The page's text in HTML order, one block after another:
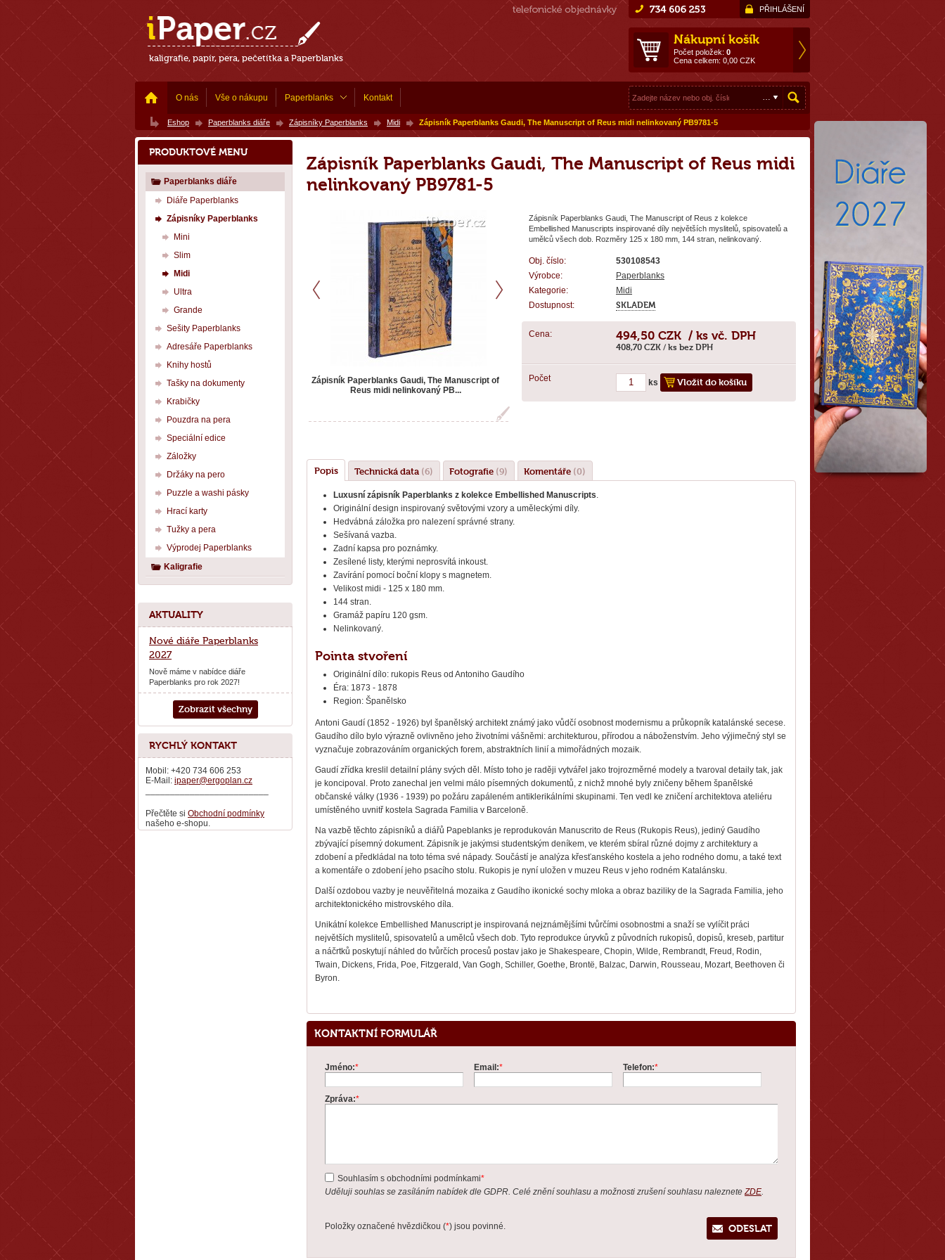
kaligrafie, papír, pera, pečetítka a Paperblanks
Nákupní košík
Počet položek: 0
Cena celkem: 0,00 CZK
PŘIHLÁŠENÍ
O nás Vše o nákupu Paperblanks Kontakt
Eshop Paperblanks diáře Zápisníky Paperblanks Midi Zápisník Paperblanks Gaudi, The Manuscript of Reus midi nelinkovaný PB9781-5
Zápisník Paperblanks Gaudi, The Manuscript of Reus midi
nelinkovaný PB9781-5
Zápisník Paperblanks Gaudi, The Manuscript of Reus z kolekce
Embellished Manuscripts inspirované díly největších myslitelů, spisovatelů a
umělců všech dob. Rozměry 125 x 180 mm, 144 stran, nelinkovaný.
Obj. číslo:
530108543
Výrobce:
Paperblanks
Kategorie:
Midi
Dostupnost:
SKLADEM
Cena: 494,50 CZK / ks vč. DPH
408,70 CZK / ks bez DPH
Počet ks Vložit do košíku
Zápisník Paperblanks Gaudi, The Manuscript of
Reus midi nelinkovaný PB...
Popis Technická data (6) Fotografie (9) Komentáře (0)
Luxusní zápisník Paperblanks z kolekce Embellished Manuscripts.
Originální design inspirovaný světovými vzory a uměleckými díly.
Hedvábná záložka pro nalezení správné strany.
Sešívaná vazba.
Zadní kapsa pro poznámky.
Zesílené listy, kterými neprosvítá inkoust.
Zavírání pomocí boční klopy s magnetem.
Velikost midi - 125 x 180 mm.
144 stran.
Gramáž papíru 120 gsm.
Nelinkovaný.
Pointa stvoření
Originální dílo: rukopis Reus od Antoniho Gaudího
Éra: 1873 - 1878
Region: Španělsko
Antoni Gaudí (1852 - 1926) byl španělský architekt známý jako vůdčí osobnost modernismu a průkopník katalánské secese.
Gaudího dílo bylo výrazně ovlivněno jeho životními vášněmi: architekturou, přírodou a náboženstvím. Jeho výjimečný styl se
vyznačuje zobrazováním organických forem, abstraktních linií a mimořádných mozaik.
Gaudí zřídka kreslil detailní plány svých děl. Místo toho je raději vytvářel jako trojrozměrné modely a tvaroval detaily tak, jak
je koncipoval. Proto zanechal jen velmi málo písemných dokumentů, z nichž mnohé byly zničeny během španělské
občanské války (1936 - 1939) po požáru zapáleném antiklerikálními skupinami. Ten vedl ke zničení architektova ateliéru
umístěného uvnitř kostela Sagrada Familia v Barceloně.
Na vazbě těchto zápisníků a diářů Papeblanks je reprodukován Manuscrito de Reus (Rukopis Reus), jediný Gaudího
zbývající písemný dokument. Zápisník je jakýmsi studentským deníkem, ve kterém sbíral různé dojmy z architektury a
zdobení a předkládal na toto téma své nápady. Součástí je analýza křesťanského kostela a jeho rodného domu, a také text
a komentáře o zdobení jeho psacího stolu. Rukopis je nyní uložen v muzeu Reus v jeho rodném Katalánsku.
Další ozdobou vazby je neuvěřitelná mozaika z Gaudího ikonické sochy mloka a obraz baziliky de la Sagrada Familia, jeho
architektonického mistrovského díla.
Unikátní kolekce Embellished Manuscript je inspirovaná nejznámějšími tvůrčími osobnostmi a snaží se vylíčit práci
největších myslitelů, spisovatelů a umělců všech dob. Tyto reprodukce úryvků z původních rukopisů, dopisů, kreseb, partitur
a náčrtků poskytují náhled do tvůrčích procesů postav jako je Shakespeare, Chopin, Wilde, Rembrandt, Freud, Rodin,
Twain, Dickens, Frida, Poe, Fitzgerald, Van Gogh, Schiller, Goethe, Brontë, Balzac, Darwin, Rousseau, Mozart, Beethoven či
Byron.
KONTAKTNÍ FORMULÁŘ
Jméno:* Email:* Telefon:*
Zpráva:*
Souhlasím s obchodními podmínkami*
Uděluji souhlas se zasíláním nabídek dle GDPR. Celé znění souhlasu a možnosti zrušení souhlasu nalezneteZDE.
ODESLAT
Položky označené hvězdičkou (*) jsou povinné.
PRODUKTOVÉ MENU
Paperblanks diáře
Diáře Paperblanks
Zápisníky Paperblanks
Mini
Slim
Midi
Ultra
Grande
Sešity Paperblanks
Adresáře Paperblanks
Knihy hostů
Tašky na dokumenty
Krabičky
Pouzdra na pera
Speciální edice
Záložky
Držáky na pero
Puzzle a washi pásky
Hrací karty
Tužky a pera
Výprodej Paperblanks
Kaligrafie
AKTUALITY
Nové diáře Paperblanks
2027
Nově máme v nabídce diáře
Paperblanks pro rok 2027!
Zobrazit všechny
RYCHLÝ KONTAKT
Mobil: +420 734 606 253
E-Mail: ipaper@ergoplan.cz
Přečtěte si Obchodní podmínky
našeho e-shopu.